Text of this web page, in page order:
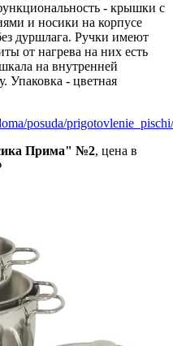
- крышки с
и носики на корпусе
дуршлага. Ручки имеют
от нагрева на них есть
на внутренней
Упаковка - цветная
posuda/
Прима" №2, цена в